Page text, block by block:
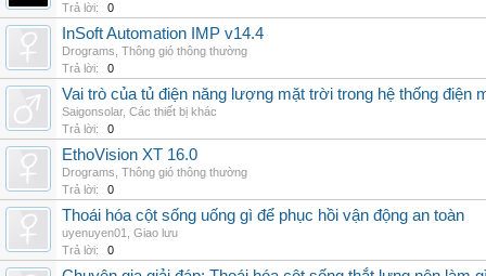
Trả lời:
0
InSoft Automation IMP v14.4
Drograms Thông gió thông thường
Trả lời:
0
Vai trò của tủ điện năng lượng mặt trời trong hệ thống điện
Saigonsolar, Các thiết bị khác
Trả lời:
0
EthoVision XT 16.0
Drograms Thông gió thông thường
Trả lời:
0
Thoái hóa cột sống uống gì để phục hồi vận động an toàn
uyenuyen01
Giao lưu
Trả lời:
0